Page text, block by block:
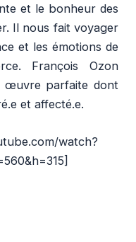
et le bonheur des
Il nous fait voyager
et les émotions de
François Ozon
œuvre parfaite dont
et affecté.e.
watch?